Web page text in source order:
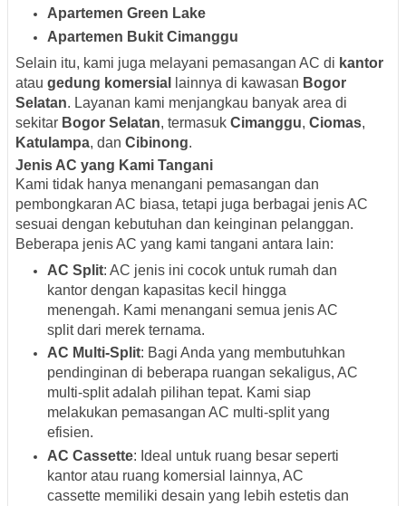
Apartemen Green Lake
Apartemen Bukit Cimanggu
Selain itu, kami juga melayani pemasangan AC di kantor
atau gedung komersial lainnya di kawasan Bogor
Selatan. Layanan kami menjangkau banyak area di
sekitar Bogor Selatan, termasuk Cimanggu, Ciomas,
Katulampa, dan Cibinong.
Jenis AC yang Kami Tangani
Kami tidak hanya menangani pemasangan dan
pembongkaran AC biasa, tetapi juga berbagai jenis AC
sesuai dengan kebutuhan dan keinginan pelanggan.
Beberapa jenis AC yang kami tangani antara lain:
AC Split: AC jenis ini cocok untuk rumah dan
kantor dengan kapasitas kecil hingga
menengah. Kami menangani semua jenis AC
split dari merek ternama.
AC Multi-Split: Bagi Anda yang membutuhkan
pendinginan di beberapa ruangan sekaligus, AC
multi-split adalah pilihan tepat. Kami siap
melakukan pemasangan AC multi-split yang
efisien.
AC Cassette: Ideal untuk ruang besar seperti
kantor atau ruang komersial lainnya, AC
cassette memiliki desain yang lebih estetis dan